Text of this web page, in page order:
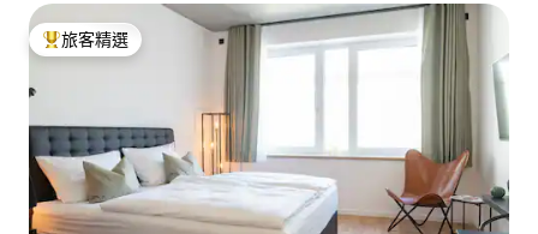
旅客精選榜首
旅客精選